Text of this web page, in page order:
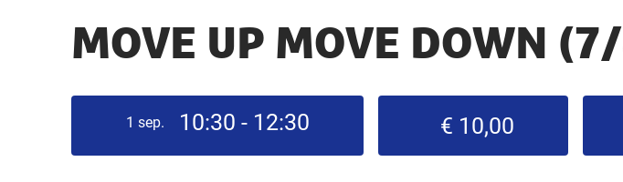
MOVE UP MOVE DOWN
1 sep. 10:30 - 12:30 € 10,00